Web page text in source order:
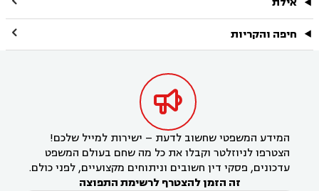
חיפה והקריות 

המידע המשפטי שחשוב לדעת – ישירות למייל שלכם!
הצטרפו לניוזלטר וקבלו את כל מה שחם בעולם המשפט
עדכונים, פסקי דין חשובים וניתוחים מקצועיים, לפני כולם.
זה הזמן להצטרף לרשימת התפוצה